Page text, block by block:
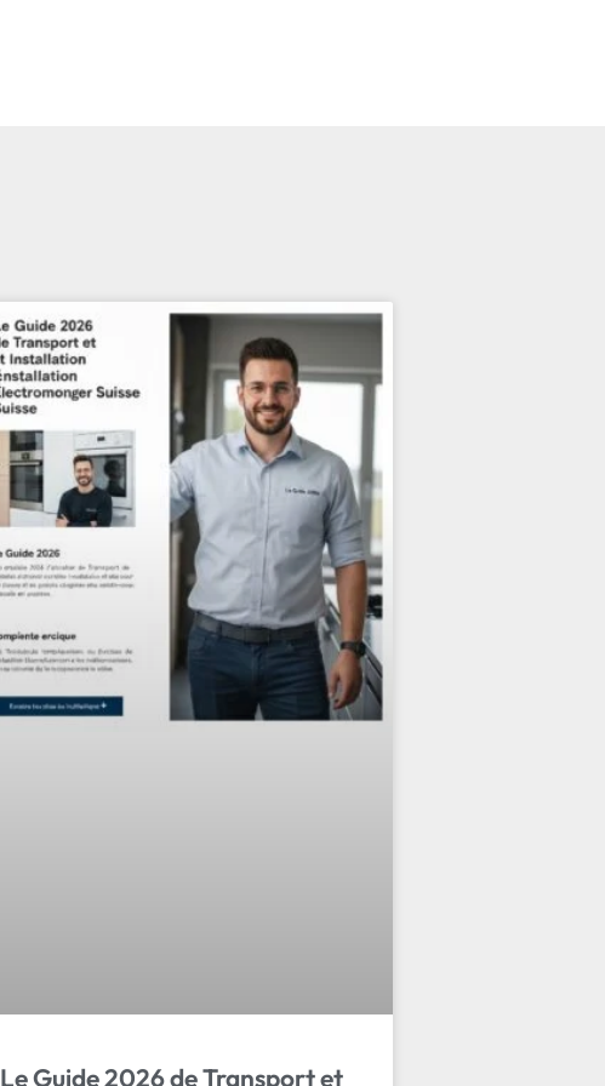
Le Guide 2026 de Transport et